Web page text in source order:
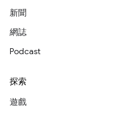
新聞
網誌
Podcast
探索
遊戲